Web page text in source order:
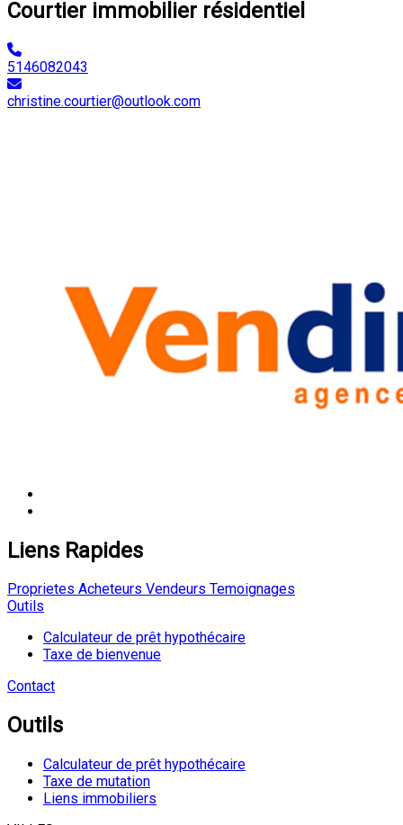
Courtier immobilier résidentiel
5146082043
christine.courtier@outlook.com
Liens Rapides
Proprietes Acheteurs Vendeurs Temoignages
Outils
Calculateur de prêt hypothécaire
Taxe de bienvenue
Contact
Outils
Calculateur de prêt hypothécaire
Taxe de mutation
Liens immobiliers